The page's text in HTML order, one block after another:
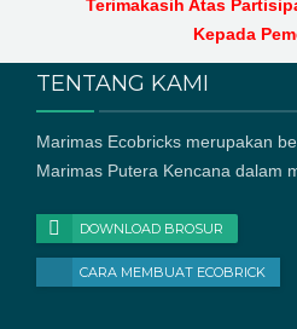
Terimakasih Atas
Kepada
TENTANG KAMI
Marimas Ecobricks merupakan
Marimas Putera Kencana dalam
DOWNLOAD BROSUR
CARA MEMBUAT ECOBRICK